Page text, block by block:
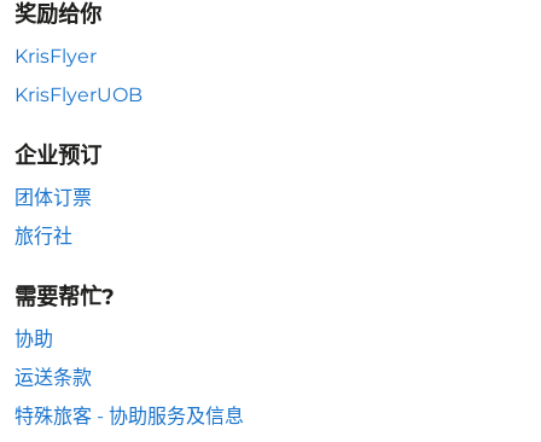
奖励给你
KrisFlyer
KrisFlyerUOB
企业预订
团体订票
旅行社
需要帮忙?
协助
运送条款
特殊旅客 - 协助服务及信息